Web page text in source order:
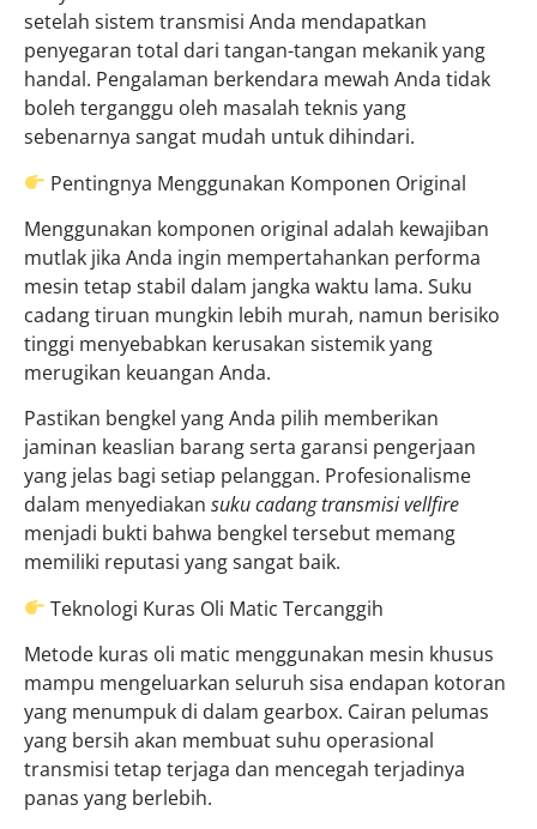
setelah sistem transmisi Anda mendapatkan
penyegaran total dari tangan-tangan mekanik yang
handal. Pengalaman berkendara mewah Anda tidak
boleh terganggu oleh masalah teknis yang
sebenarnya sangat mudah untuk dihindari.
Pentingnya Menggunakan Komponen Original
Menggunakan komponen original adalah kewajiban
mutlak jika Anda ingin mempertahankan performa
mesin tetap stabil dalam jangka waktu lama. Suku
cadang tiruan mungkin lebih murah, namun berisiko
tinggi menyebabkan kerusakan sistemik yang
merugikan keuangan Anda.
Pastikan bengkel yang Anda pilih memberikan
jaminan keaslian barang serta garansi pengerjaan
yang jelas bagi setiap pelanggan. Profesionalisme
dalam menyediakan suku cadang transmisi vellfire
menjadi bukti bahwa bengkel tersebut memang
memiliki reputasi yang sangat baik.
Teknologi Kuras Oli Matic Tercanggih
Metode kuras oli matic menggunakan mesin khusus
mampu mengeluarkan seluruh sisa endapan kotoran
yang menumpuk di dalam gearbox. Cairan pelumas
yang bersih akan membuat suhu operasional
transmisi tetap terjaga dan mencegah terjadinya
panas yang berlebih.